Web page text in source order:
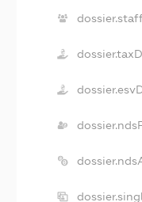
dossier.staff